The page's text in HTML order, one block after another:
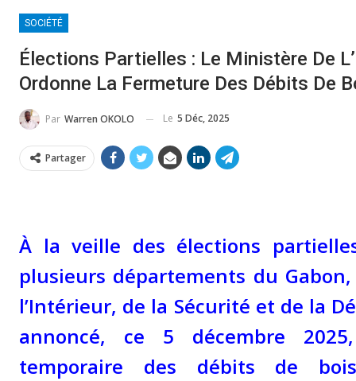
SOCIÉTÉ
Élections Partielles : Le Ministère De
Ordonne La Fermeture Des Débits De
Par Warren OKOLO Le 5 Déc, 2025
Partager
À la veille des élections
plusieurs départements du
l’Intérieur, de la Sécurité et de la
annoncé, ce 5 décembre
temporaire des débits de